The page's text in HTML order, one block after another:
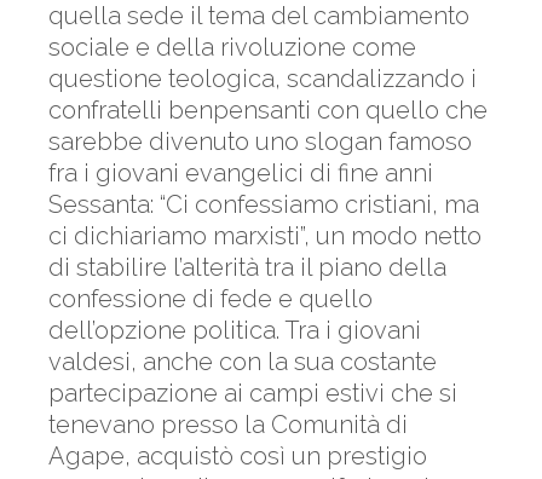
quella sede il tema del cambiamento
sociale e della rivoluzione come
questione teologica, scandalizzando i
confratelli benpensanti con quello che
sarebbe divenuto uno slogan famoso
fra i giovani evangelici di fine anni
Sessanta: “Ci confessiamo cristiani, ma
ci dichiariamo marxisti”, un modo netto
di stabilire l’alterità tra il piano della
confessione di fede e quello
dell’opzione politica. Tra i giovani
valdesi, anche con la sua costante
partecipazione ai campi estivi che si
tenevano presso la Comunità di
Agape, acquistò così un prestigio